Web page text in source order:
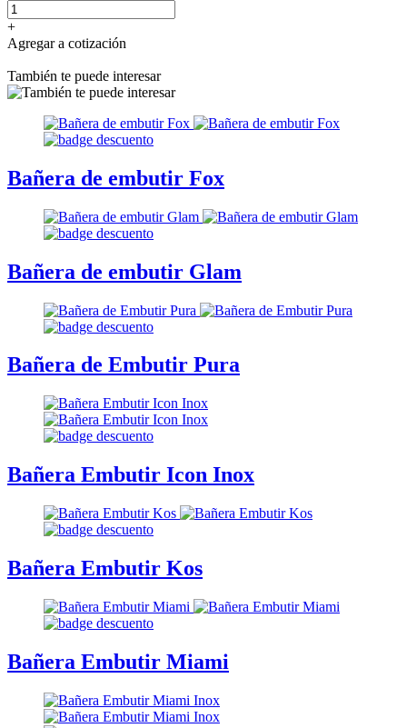
+
Agregar a cotización
También te puede interesar
Bañera de embutir Fox
Bañera de embutir Glam
Bañera de Embutir Pura
Bañera Embutir Icon Inox
Bañera Embutir Kos
Bañera Embutir Miami